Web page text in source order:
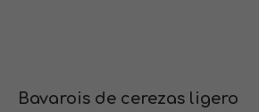
Bavarois de cerezas ligero